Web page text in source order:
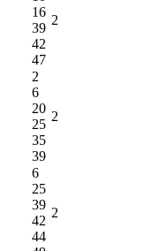
16
39
42
47
2
2
6
20
25
35
39
2
6
25
39
42
44
2